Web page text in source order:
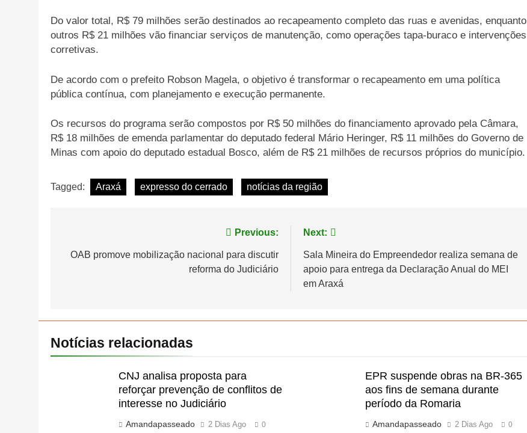
Do valor total, R$ 79 milhões serão destinados ao recapeamento completo das ruas e avenidas, enquanto
outros R$ 21 milhões vão financiar serviços de manutenção, como operações tapa-buraco e intervenções
corretivas.
De acordo com o prefeito Robson Magela, o objetivo é transformar o recapeamento em uma política
pública contínua, com planejamento e execução permanente.
Os recursos do programa serão compostos por R$ 50 milhões do financiamento aprovado pela Câmara,
R$ 18 milhões de emenda parlamentar do deputado federal Mário Heringer, R$ 11 milhões do Governo de
Minas com apoio do deputado estadual Bosco, além de R$ 21 milhões de recursos próprios do município.
Tagged: Araxá expresso do cerrado notícias da região
de
Previous:
OAB promove mobilização nacional para discutir
reforma do Judiciário
Next:
Sala Mineira do Empreendedor realiza semana de
apoio para entrega da Declaração Anual do MEI
em Araxá
Notícias relacionadas
CNJ analisa proposta para
reforçar prevenção de conflitos de
interesse no Judiciário
Amandapasseado 2 Dias Ago 0
EPR suspende obras na BR-365
aos fins de semana durante
período da Romaria
Amandapasseado 2 Dias Ago 0